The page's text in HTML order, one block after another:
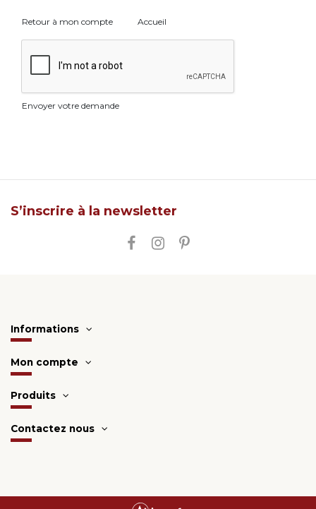
Retour à mon compte Accueil
Envoyer votre demande
S’inscrire à la newsletter
Informations
Mon compte
Produits
Contactez nous